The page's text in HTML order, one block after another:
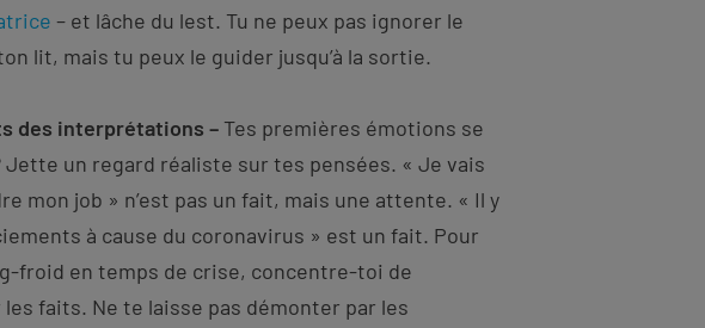
– et lâche du lest. Tu ne peux pas ignorer le
lit, mais tu peux le guider jusqu’à la sortie.
des interprétations – Tes premières émotions se
Jette un regard réaliste sur tes pensées. « Je vais
mon job » n’est pas un fait, mais une attente. « Il y
à cause du coronavirus » est un fait. Pour
froid en temps de crise, concentre-toi de
faits. Ne te laisse pas démonter par les